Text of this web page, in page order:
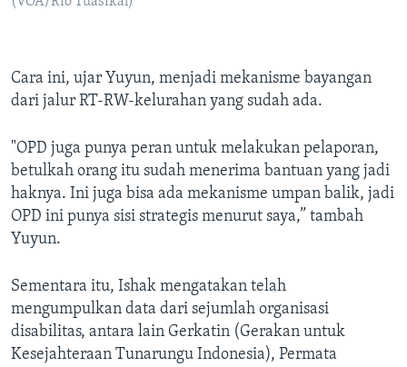
Cara ini, ujar Yuyun, menjadi mekanisme bayangan
dari jalur RT-RW-kelurahan yang sudah ada.
"OPD juga punya peran untuk melakukan pelaporan,
betulkah orang itu sudah menerima bantuan yang jadi
haknya. Ini juga bisa ada mekanisme umpan balik, jadi
OPD ini punya sisi strategis menurut saya,” tambah
Yuyun.
Sementara itu, Ishak mengatakan telah
mengumpulkan data dari sejumlah organisasi
disabilitas, antara lain Gerkatin (Gerakan untuk
Kesejahteraan Tunarungu Indonesia), Permata